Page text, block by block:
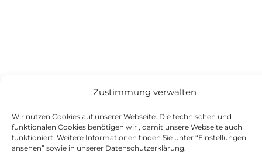
Zustimmung verwalten
Wir nutzen Cookies auf unserer Webseite. Die technischen und
funktionalen Cookies benötigen wir , damit unsere Webseite auch
funktioniert. Weitere Informationen finden Sie unter “Einstellungen
ansehen” sowie in unserer Datenschutzerklärung.